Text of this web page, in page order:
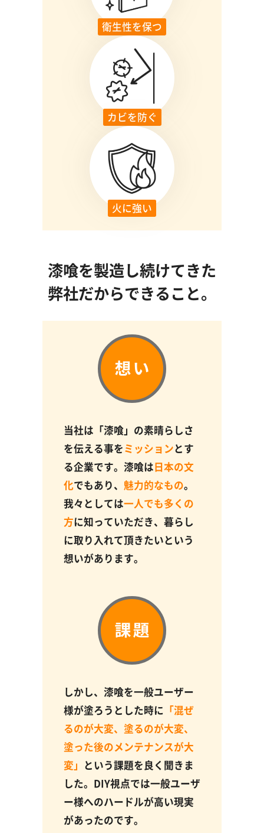
衛生性を保つ
カビを防ぐ
火に強い
漆喰を製造し続けてきた
弊社だからできること。
当社は「漆喰」の素晴らしさ
を伝える事をミッションとす
る企業です。漆喰は日本の文
化でもあり、 魅力的なもの。
我々としては一人でも多くの
方に知っていただき、暮らし
に取り入れて頂きたいという
想いがあります。
しかし、漆喰を一般ユーザー
様が塗ろうとした時に 「混ぜ
るのが大変、塗るのが大変、
塗った後のメンテナンスが大
変」 という課題を良く聞きま
した。DIY視点では一般ユーザ
ー様へのハードルが高い現実
があったのです。